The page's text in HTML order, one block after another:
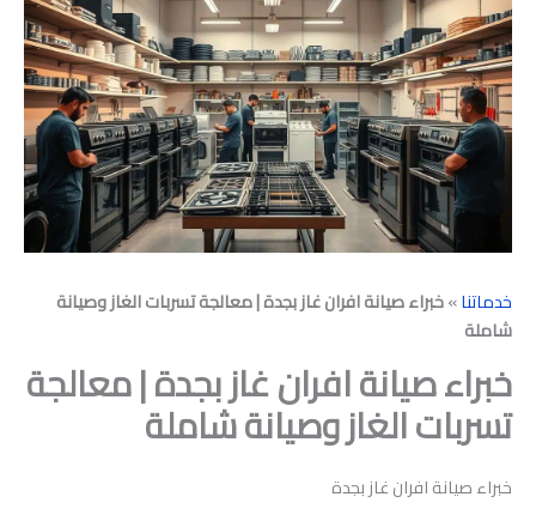
خدماتنا»خبراء صيانة افران غاز بجدة | معالجة تسربات الغاز وصيانة
شاملة
خبراء صيانة افران غاز بجدة | معالجة
تسربات الغاز وصيانة شاملة
خبراء صيانة افران غاز بجدة